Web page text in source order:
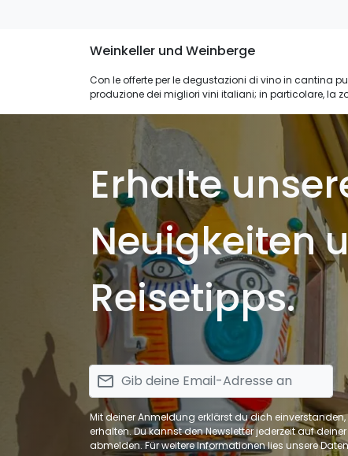
Weinkeller und Weinberge
Con le offerte per le degustazioni di vino in cantina
produzione dei migliori vini italiani; in particolare, la
Erhalte
Neuigkeiten
Reisetipps.
email
Mit deiner Anmeldung erklärst du dich einverstanden,
erhalten. Du kannst den Newsletter jederzeit auf deiner
abmelden. Für weitere Informationen lies unsere